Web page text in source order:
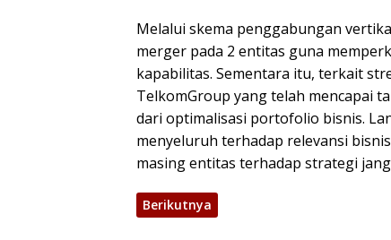
Melalui skema penggabungan
merger pada 2 entitas guna
kapabilitas. Sementara itu, terkait
TelkomGroup yang telah mencapai
dari optimalisasi portofolio bisnis.
menyeluruh terhadap relevansi
masing entitas terhadap strategi
Berikutnya